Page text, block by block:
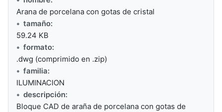
Arana de porcelana con gotas de cristal
tamaño:
59.24 KB
formato:
.dwg (comprimido en .zip)
familia:
ILUMINACION
descripción:
Bloque CAD de araña de porcelana con gotas de